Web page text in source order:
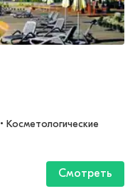
Косметологические
Смотреть